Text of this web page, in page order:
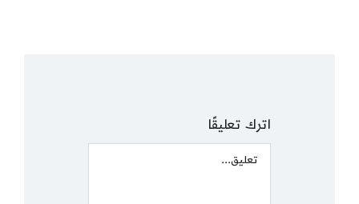
اترك تعليقًا
Comment